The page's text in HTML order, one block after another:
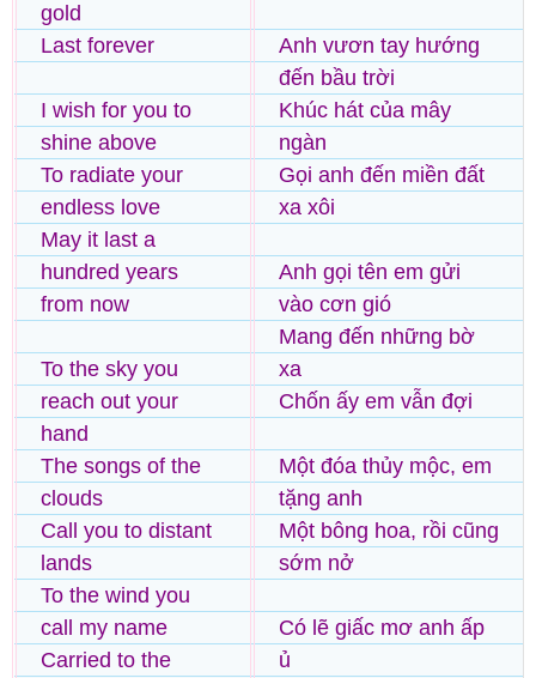
gold
Last forever
I wish for you to
shine above
To radiate your
endless love
May it last a
hundred years
from now
To the sky you
reach out your
hand
The songs of the
clouds
Call you to distant
lands
To the wind you
call my name
Carried to the
Anh vươn tay hướng
đến bầu trời
Khúc hát của mây
ngàn
Gọi anh đến miền đất
xa xôi
Anh gọi tên em gửi
vào cơn gió
Mang đến những bờ
xa
Chốn ấy em vẫn đợi
Một đóa thủy mộc, em
tặng anh
Một bông hoa, rồi cũng
sớm nở
Có lẽ giấc mơ anh ấp
ủ